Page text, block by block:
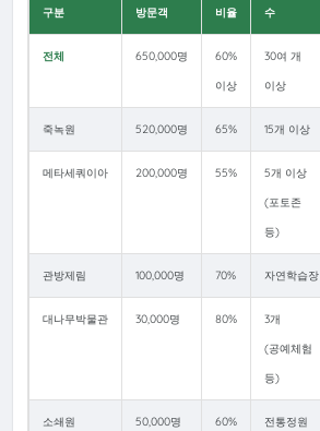
구분 방문객 비율 수
전체 650,000명 60%
이상
30여 개
이상
죽녹원 520,000명 65% 15개 이상
메타세쿼이아 200,000명 55% 5개 이상
(포토존
등)
관방제림 100,000명 70% 자연학습장
대나무박물관 30,000명 80% 3개
(공예체험
등)
소쇄원 50,000명 60% 전통정원